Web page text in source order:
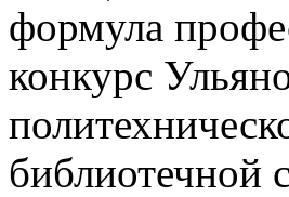
формула
конкурс
библиотечной